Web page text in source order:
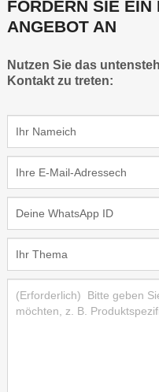
FORDERN SIE
ANGEBOT AN
Nutzen Sie das
Kontakt zu treten: